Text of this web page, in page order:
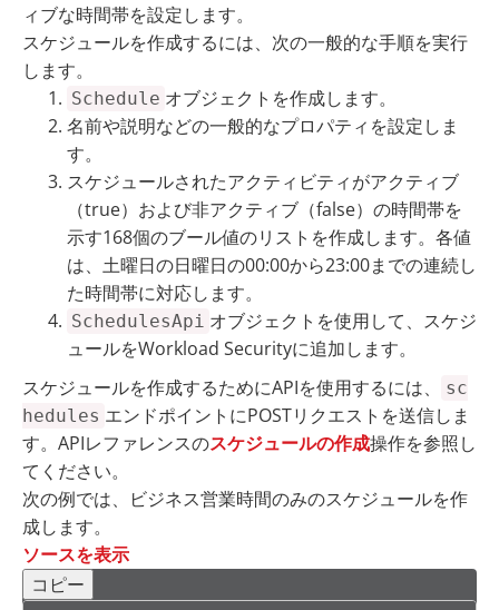
ィブな時間帯を設定します。
スケジュールを作成するには、次の一般的な手順を実行
します。
Schedule オブジェクトを作成します。
名前や説明などの一般的なプロパティを設定しま
す。
スケジュールされたアクティビティがアクティブ
（true）および非アクティブ（false）の時間帯を
示す168個のブール値のリストを作成します。各値
は、土曜日の日曜日の00:00から23:00までの連続し
た時間帯に対応します。
SchedulesApi オブジェクトを使用して、スケジ
ュールをWorkload Securityに追加します。
スケジュールを作成するためにAPIを使用するには、
sc
hedules エンドポイントにPOSTリクエストを送信しま
す。APIレファレンスのスケジュールの作成操作を参照し
てください。
次の例では、ビジネス営業時間のみのスケジュールを作
成します。
ソースを表示
コピー